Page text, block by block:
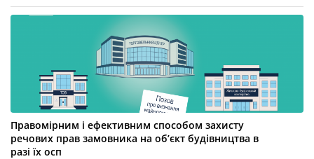
Правомірним і ефективним способом захисту
речових прав замовника на об’єкт будівництва в
разі їх осп